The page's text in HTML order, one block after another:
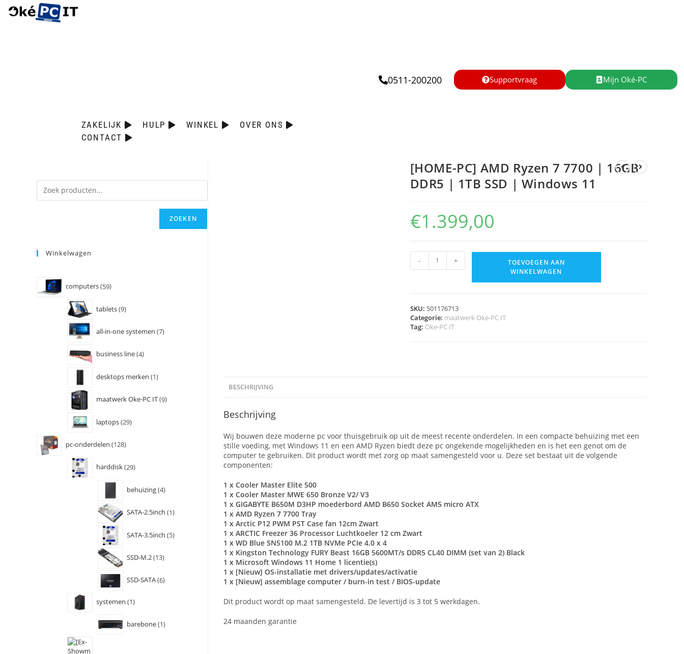
ZAKELIJK HULP WINKEL
OVER ONS
CONTACT
0511-200200 Supportvraag Mijn Oké-PC
[HOME-PC] AMD Ryzen 7 7700 | 16GB
DDR5 | 1TB SSD | Windows 11
€1.399,00
- +
TOEVOEGEN AAN
WINKELWAGEN
SKU: 501176713
Categorie: maatwerk Oke-PC IT
Tag: Oke-PC IT
BESCHRIJVING
Beschrijving
Wij bouwen deze moderne pc voor thuisgebruik op uit de meest recente onderdelen. In een compacte behuizing met een
stille voeding, met Windows 11 en een AMD Ryzen biedt deze pc ongekende mogelijkheden en is het een genot om de
computer te gebruiken. Dit product wordt met zorg op maat samengesteld voor u. Deze set bestaat uit de volgende
componenten:
1 x Cooler Master Elite 500
1 x Cooler Master MWE 650 Bronze V2/ V3
1 x GIGABYTE B650M D3HP moederbord AMD B650 Socket AM5 micro ATX
1 x AMD Ryzen 7 7700 Tray
1 x Arctic P12 PWM PST Case fan 12cm Zwart
1 x ARCTIC Freezer 36 Processor Luchtkoeler 12 cm Zwart
1 x WD Blue SN5100 M.2 1TB NVMe PCIe 4.0 x 4
1 x Kingston Technology FURY Beast 16GB 5600MT/s DDR5 CL40 DIMM (set van 2) Black
1 x Microsoft Windows 11 Home 1 licentie(s)
1 x [Nieuw] OS-installatie met drivers/updates/activatie
1 x [Nieuw] assemblage computer / burn-in test / BIOS-update
Dit product wordt op maat samengesteld. De levertijd is 3 tot 5 werkdagen.
24 maanden garantie
ZOEKEN
Winkelwagen
computers 59
tablets 9
all-in-one systemen 7
business line 4
desktops merken 1
maatwerk Oke-PC IT 9
laptops 29
pc-onderdelen 128
harddisk 29
behuizing 4
SATA-2.5inch 1
SATA-3.5inch 5
SSD-M.2 13
SSD-SATA 6
systemen 1
barebone 1